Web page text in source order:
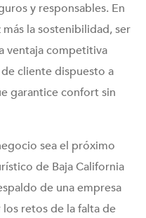
y responsables. En
la sostenibilidad, ser
ventaja competitiva
cliente dispuesto a
garantice confort sin
sea el próximo
de Baja California
de una empresa
retos de la falta de